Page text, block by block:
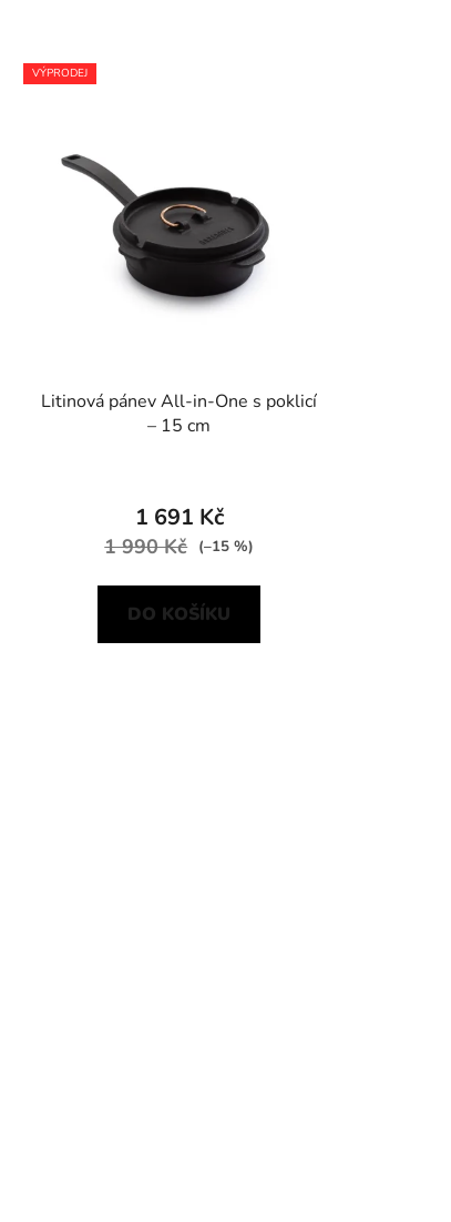
VÝPRODEJ
Litinová pánev All-in-One s poklicí
– 15 cm
1 691 Kč
1 990 Kč (–15 %)
DO KOŠÍKU